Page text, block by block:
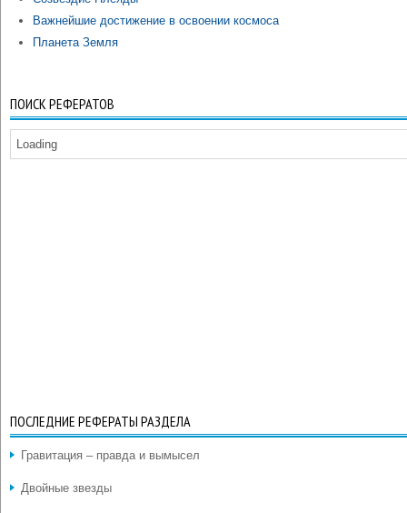
Важнейшие достижение в освоении космоса
Планета Земля
ПОИСК РЕФЕРАТОВ
Loading
ПОСЛЕДНИЕ РЕФЕРАТЫ РАЗДЕЛА
Гравитация – правда и вымысел
Двойные звезды